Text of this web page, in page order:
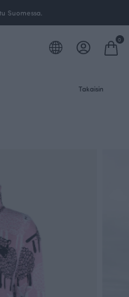
Suomessa.
0
Takaisin